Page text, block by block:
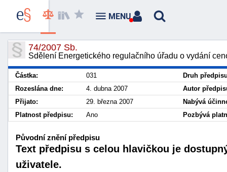
74/2007 Sb.
Sdělení Energetického regulačního úřadu o vydání
Částka: 031
Druh
Rozeslána dne:
4. dubna 2007
Autor
Přijato:
29. března 2007
Nabývá
Platnost předpisu:
Ano Pozbývá
Původní znění předpisu
Text předpisu s celou hlavičkou je
uživatele.
MENU